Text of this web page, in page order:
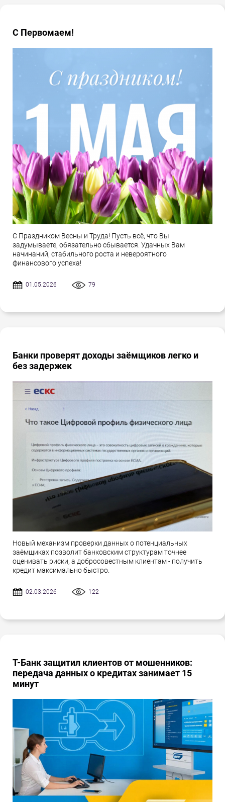
С Первомаем!
С Праздником Весны и Труда! Пусть всё, что Вы
задумываете, обязательно сбывается. Удачных Вам
начинаний, стабильного роста и невероятного
финансового успеха!
01.05.2026 79
Банки проверят доходы заёмщиков легко и
без задержек
Новый механизм проверки данных о потенциальных
заёмщиках позволит банковским структурам точнее
оценивать риски, а добросовестным клиентам - получить
кредит максимально быстро.
02.03.2026 122
Т-Банк защитил клиентов от мошенников:
передача данных о кредитах занимает 15
минут